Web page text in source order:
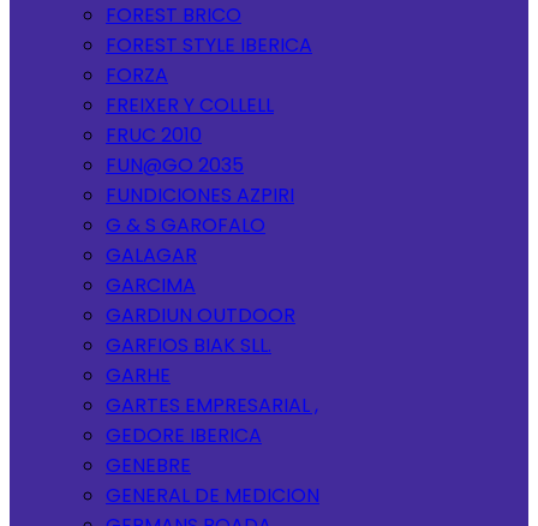
FOREST BRICO
FOREST STYLE IBERICA
FORZA
FREIXER Y COLLELL
FRUC 2010
FUN@GO 2035
FUNDICIONES AZPIRI
G & S GAROFALO
GALAGAR
GARCIMA
GARDIUN OUTDOOR
GARFIOS BIAK SLL.
GARHE
GARTES EMPRESARIAL ,
GEDORE IBERICA
GENEBRE
GENERAL DE MEDICION